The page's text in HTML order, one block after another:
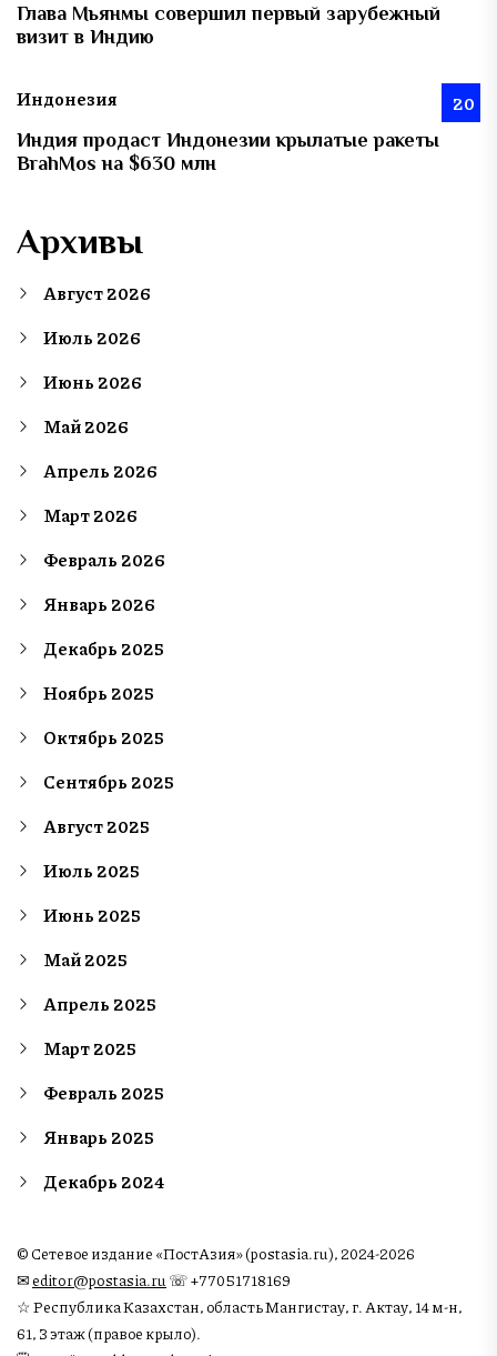
Глава Мьянмы совершил первый зарубежный
визит в Индию
Индонезия 20
Индия продаст Индонезии крылатые ракеты
BrahMos на $630 млн
Архивы
Август 2026
Июль 2026
Июнь 2026
Май 2026
Апрель 2026
Март 2026
Февраль 2026
Январь 2026
Декабрь 2025
Ноябрь 2025
Октябрь 2025
Сентябрь 2025
Август 2025
Июль 2025
Июнь 2025
Май 2025
Апрель 2025
Март 2025
Февраль 2025
Январь 2025
Декабрь 2024
© Сетевое издание «ПостАзия» (postasia.ru), 2024-2026
✉︎editor@postasia.ru ☏ +77051718169
☆ Республика Казахстан, область Мангистау, г. Актау, 14 м-н,
61, 3 этаж (правое крыло).